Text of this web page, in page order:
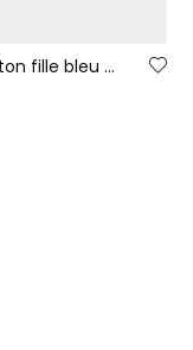
Veste molleton fille bleu marine imprimé fleurs